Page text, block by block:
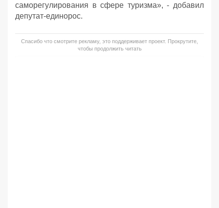
саморегулирования в сфере туризма», - добавил
депутат-единорос.
Спасибо что смотрите рекламу, это поддерживает проект. Прокрутите,
чтобы продолжить читать